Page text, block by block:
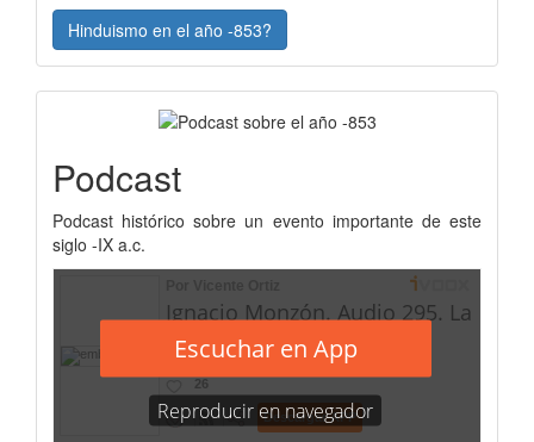
Hinduismo en el año -853?
Podcast
Podcast histórico sobre un evento importante de este
siglo -IX a.c.